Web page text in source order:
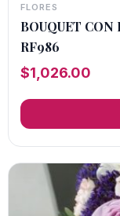
FLORES
BOUQUET CON
RF986
$1,026.00